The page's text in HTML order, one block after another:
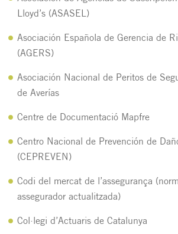
Lloyd’s (ASASEL)
Asociación Española de Gerencia de
(AGERS)
Asociación Nacional de Peritos de
de Averías
Centre de Documentació Mapfre
Centro Nacional de Prevención de
(CEPREVEN)
Codi del mercat de l’assegurança
assegurador actualitzada)
Col·legi d’Actuaris de Catalunya